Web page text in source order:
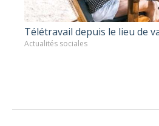
Télétravail depuis le lieu de
Actualités sociales